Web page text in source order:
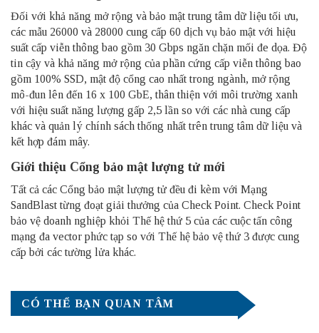
Đối với khả năng mở rộng và bảo mật trung tâm dữ liệu tối ưu,
các mẫu 26000 và 28000 cung cấp 60 dịch vụ bảo mật với hiệu
suất cấp viễn thông bao gồm 30 Gbps ngăn chặn mối đe dọa. Độ
tin cậy và khả năng mở rộng của phần cứng cấp viễn thông bao
gồm 100% SSD, mật độ cổng cao nhất trong ngành, mở rộng
mô-đun lên đến 16 x 100 GbE, thân thiện với môi trường xanh
với hiệu suất năng lượng gấp 2,5 lần so với các nhà cung cấp
khác và quản lý chính sách thống nhất trên trung tâm dữ liệu và
kết hợp đám mây.
Giới thiệu Cổng bảo mật lượng tử mới
Tất cả các Cổng bảo mật lượng tử đều đi kèm với Mạng
SandBlast từng đoạt giải thưởng của Check Point. Check Point
bảo vệ doanh nghiệp khỏi Thế hệ thứ 5 của các cuộc tấn công
mạng đa vector phức tạp so với Thế hệ bảo vệ thứ 3 được cung
cấp bởi các tường lửa khác.
CÓ THỂ BẠN QUAN TÂM